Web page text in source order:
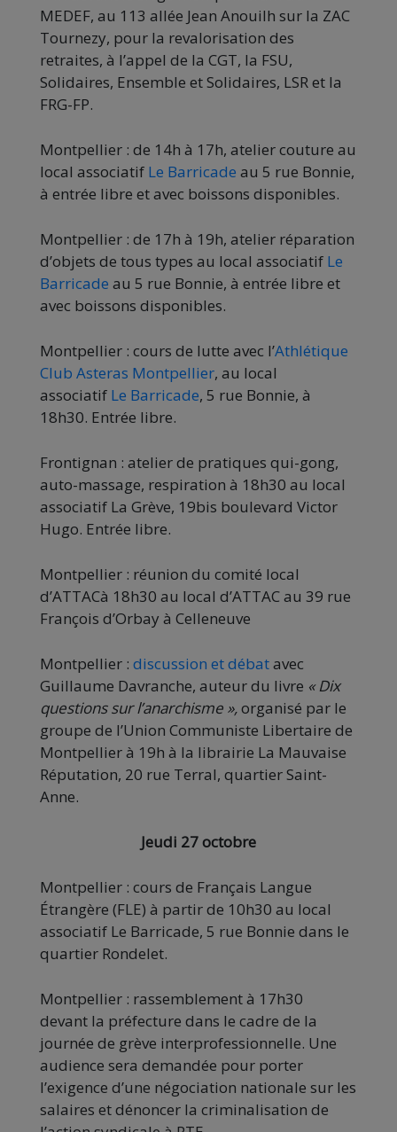
MEDEF, au 113 allée Jean Anouilh sur la ZAC
Tournezy, pour la revalorisation des
retraites, à l’appel de la CGT, la FSU,
Solidaires, Ensemble et Solidaires, LSR et la
FRG-FP.
Montpellier : de 14h à 17h, atelier couture au
local associatif Le Barricade au 5 rue Bonnie,
à entrée libre et avec boissons disponibles.
Montpellier : de 17h à 19h, atelier réparation
d’objets de tous types au local associatif Le
Barricade au 5 rue Bonnie, à entrée libre et
avec boissons disponibles.
Montpellier : cours de lutte avec l’Athlétique
Club Asteras Montpellier, au local
associatif Le Barricade, 5 rue Bonnie, à
18h30. Entrée libre.
Frontignan : atelier de pratiques qui-gong,
auto-massage, respiration à 18h30 au local
associatif La Grève, 19bis boulevard Victor
Hugo. Entrée libre.
Montpellier : réunion du comité local
d’ATTACà 18h30 au local d’ATTAC au 39 rue
François d’Orbay à Celleneuve
Montpellier : discussion et débatavec
Guillaume Davranche, auteur du livre « Dix
questions sur l’anarchisme »,organisé par le
groupe de l’Union Communiste Libertaire de
Montpellier à 19h à la librairie La Mauvaise
Réputation, 20 rue Terral, quartier Saint-
Anne.
Jeudi 27 octobre
Montpellier : cours de Français Langue
Étrangère (FLE) à partir de 10h30 au local
associatif Le Barricade, 5 rue Bonnie dans le
quartier Rondelet.
Montpellier : rassemblement à 17h30
devant la préfecture dans le cadre de la
journée de grève interprofessionnelle. Une
audience sera demandée pour porter
l’exigence d’une négociation nationale sur les
salaires et dénoncer la criminalisation de